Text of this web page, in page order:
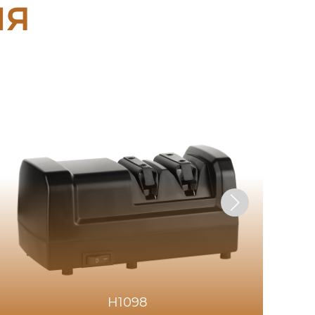
H1098